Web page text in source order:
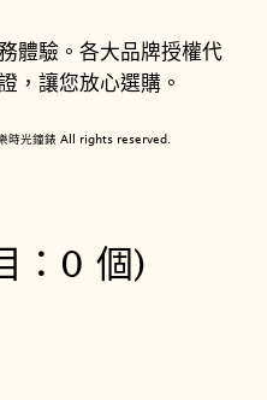
體驗。各大品牌授權代
，讓您放心選購。
時光鐘錶 All rights reserved.
：0 個)